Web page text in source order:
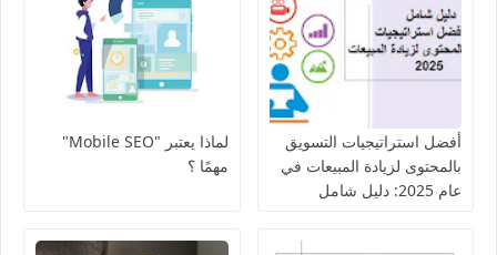
أفضل استراتيجيات التسويق
بالمحتوى لزيادة المبيعات في
عام 2025: دليل شامل
لماذا يعتبر "Mobile SEO"
مهمًا ؟